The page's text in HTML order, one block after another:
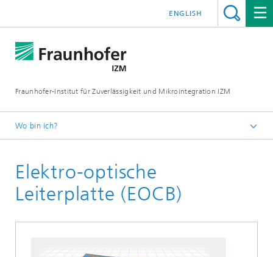
Fraunhofer-Institut für Zuverlässigkeit und Mikrointegration IZM
ENGLISH
Wo bin ich?
Abteilungen
System Integration & Interconnection Technologies
Forschungsschwerpunkte
Photonic Packaging
Elektro-optische
Leiterplatte (EOCB)